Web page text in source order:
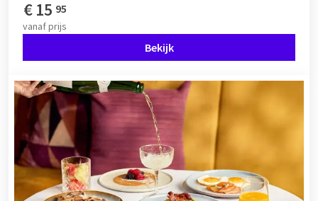
€15 95
vanafprijs
Bekijk